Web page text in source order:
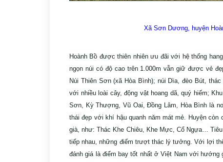
Xã Sơn Dương, huyện
Hoành Bồ được thiên nhiên ưu đãi với hệ thống
ngọn núi có độ cao trên 1.000m vẫn giữ được vẻ
Núi Thiên Sơn (xã Hòa Bình); núi Dìa, đèo Bút,
với nhiều loài cây, động vật hoang dã, quý hiếm;
Sơn, Kỳ Thượng, Vũ Oai, Đồng Lâm, Hòa Bình là
thái đẹp với khí hậu quanh năm mát mẻ. Huyện
già, như: Thác Khe Chiêu, Khe Mực, Cổ Ngựa…
tiếp nhau, những điểm trượt thác lý tưởng. Với lợi
đánh giá là điểm bay tốt nhất ở Việt Nam với